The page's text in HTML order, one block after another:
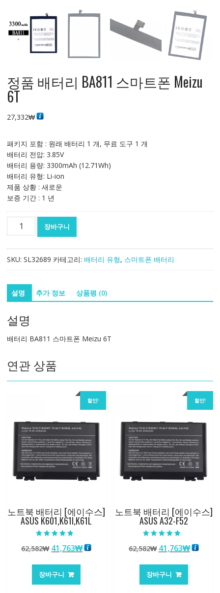
정품 배터리 BA811 스마트폰 Meizu
6T
27,332₩
패키지 포함 : 원래 배터리 1 개, 무료 도구 1 개
배터리 전압: 3.85V
배터리 용량: 3300mAh (12.71Wh)
배터리 유형: Li-ion
제품 상황 : 새로운
보증 기간 : 1 년
리
스
마
폰
Meizu
6T
량
장바구니
SKU: SL32689 카테고리: 배터리 유형, 스마트폰 배터리
설명 추가 정보 상품평 (0)
설명
배터리 BA811 스마트폰 Meizu 6T
연관 상품
할인!
노트북 배터리 [에이수스]
ASUS K601,K61I,K61L
4.50
로 평가됨
62,582₩ 원
가
격:
41,763₩현
장바구니
할인!
노트북 배터리 [에이수스]
ASUS A32-F52
5.00
로 평가됨
62,582₩ 원
가
격:
41,763₩현
장바구니